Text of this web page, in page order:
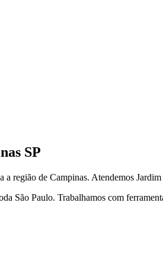
SP
a região de Campinas. Atendemos
São Paulo. Trabalhamos com